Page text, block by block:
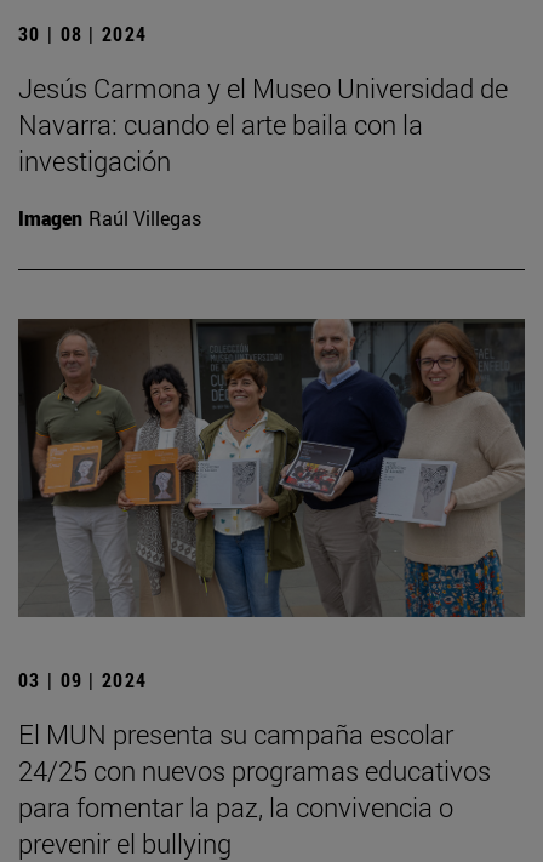
30 | 08 | 2024
Jesús Carmona y el Museo Universidad de
Navarra: cuando el arte baila con la
investigación
Imagen Raúl Villegas
03 | 09 | 2024
El MUN presenta su campaña escolar
24/25 con nuevos programas educativos
para fomentar la paz, la convivencia o
prevenir el bullying